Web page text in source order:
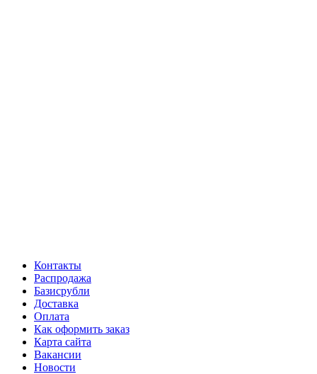
Контакты
Распродажа
Базисрубли
Доставка
Оплата
Как оформить заказ
Карта сайта
Вакансии
Новости